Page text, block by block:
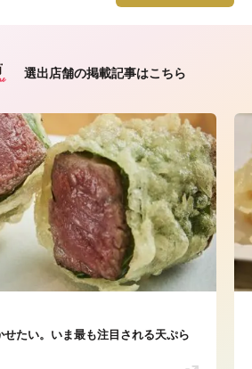
選出店舗の掲載記事はこちら
たい。いま最も注目される天ぷら